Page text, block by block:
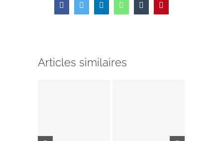
FacebookTwitter LinkedInWhatsAppTumblr
Articles similaires